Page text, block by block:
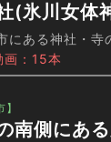
(氷川女体
にある神社・寺
：15本
南側にあ